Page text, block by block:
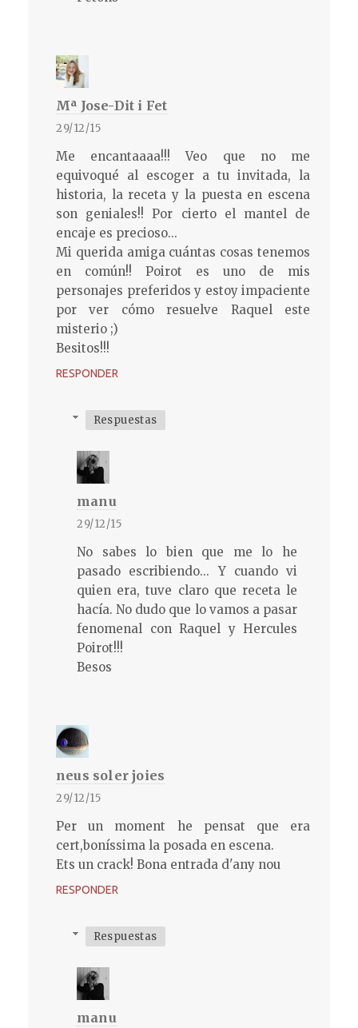
Mª Jose-Dit i Fet
29/12/15
Me encantaaaa!!! Veo que no me
equivoqué al escoger a tu invitada, la
historia, la receta y la puesta en escena
son geniales!! Por cierto el mantel de
encaje es precioso...
Mi querida amiga cuántas cosas tenemos
en común!! Poirot es uno de mis
personajes preferidos y estoy impaciente
por ver cómo resuelve Raquel este
misterio ;)
Besitos!!!
RESPONDER
Respuestas
manu
29/12/15
No sabes lo bien que me lo he
pasado escribiendo... Y cuando vi
quien era, tuve claro que receta le
hacía. No dudo que lo vamos a pasar
fenomenal con Raquel y Hercules
Poirot!!!
Besos
neus soler joies
29/12/15
Per un moment he pensat que era
cert,boníssima la posada en escena.
Ets un crack! Bona entrada d'any nou
RESPONDER
Respuestas
manu